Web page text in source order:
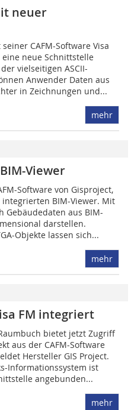
neuer
seiner CAFM-Software Visa
eine neue Schnittstelle
vielseitigen ASCII-
Anwender Daten aus
in Zeichnungen und...
mehr
Viewer
Software von Gisproject,
BIM-Viewer. Mit
Gebäudedaten aus BIM-
darstellen.
Objekte lassen sich...
mehr
FM integriert
bietet jetzt Zugriff
aus der CAFM-Software
Hersteller GIS Project.
Informationssystem ist
angebunden...
mehr